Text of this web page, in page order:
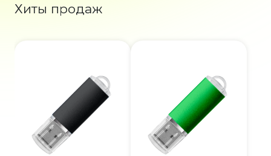
Хиты продаж